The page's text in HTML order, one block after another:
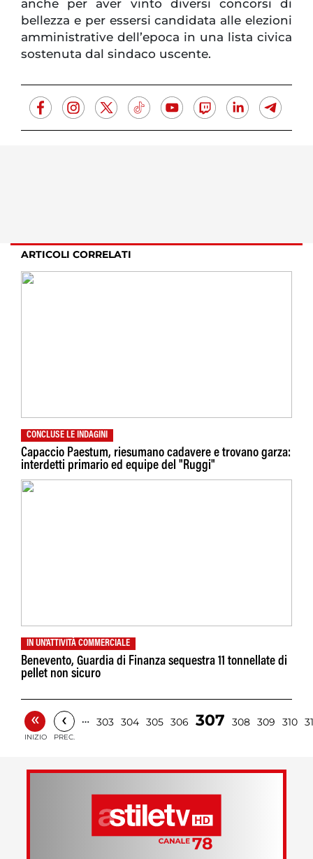
anche per aver vinto diversi concorsi di
bellezza e per essersi candidata alle elezioni
amministrative dell’epoca in una lista civica
sostenuta dal sindaco uscente.
ARTICOLI CORRELATI
CONCLUSE LE INDAGINI
Capaccio Paestum, riesumano cadavere e trovano garza:
interdetti primario ed equipe del "Ruggi"
IN UN'ATTIVITÀ COMMERCIALE
Benevento, Guardia di Finanza sequestra 11 tonnellate di
pellet non sicuro
«
INIZIO
‹
PREC.
… 303 304 305 306 307 308 309 310